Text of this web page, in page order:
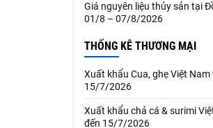
Giá nguyên liệu thủy sản tại
01/8 – 07/8/2026
THỐNG KÊ THƯƠNG MẠI
Xuất khẩu Cua, ghẹ Việt
15/7/2026
Xuất khẩu chả cá & surimi
đến 15/7/2026